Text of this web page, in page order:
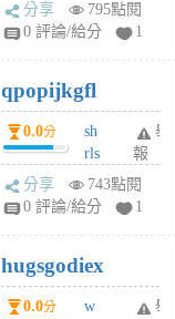
rs
6
個
月
前
分享
795點閱
0 評論/給分
1
qpopijkgfl
0.0分
sh
rls
k
m
6
個
月
舉
報
分享
743點閱
0 評論/給分
1
hugsgodiex
0.0分
w
舉